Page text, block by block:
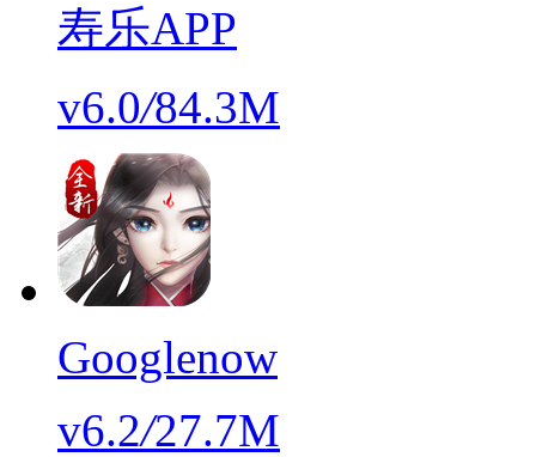
寿乐APP
v6.0/84.3M
Googlenow
v6.2/27.7M